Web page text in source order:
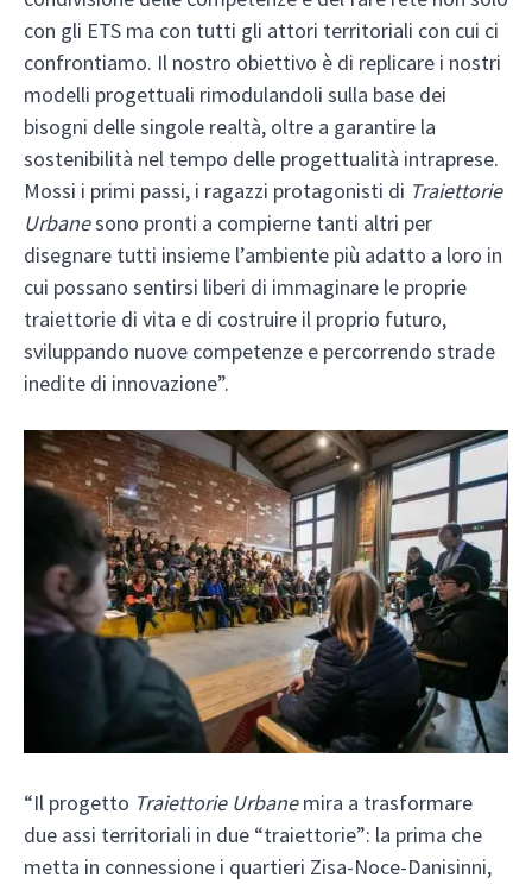
con gli ETS ma con tutti gli attori territoriali con cui ci
confrontiamo. Il nostro obiettivo è di replicare i nostri
modelli progettuali rimodulandoli sulla base dei
bisogni delle singole realtà, oltre a garantire la
sostenibilità nel tempo delle progettualità intraprese.
Mossi i primi passi, i ragazzi protagonisti di Traiettorie
Urbanesono pronti a compierne tanti altri per
disegnare tutti insieme l’ambiente più adatto a loro in
cui possano sentirsi liberi di immaginare le proprie
traiettorie di vita e di costruire il proprio futuro,
sviluppando nuove competenze e percorrendo strade
inedite di innovazione”.
“Il progetto Traiettorie Urbanemira a trasformare
due assi territoriali in due “traiettorie”: la prima che
metta in connessione i quartieri Zisa-Noce-Danisinni,